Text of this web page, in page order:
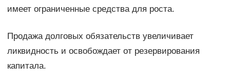
имеет ограниченные средства для роста.
Продажа долговых обязательств увеличивает
ликвидность и освобождает от резервирования
капитала.